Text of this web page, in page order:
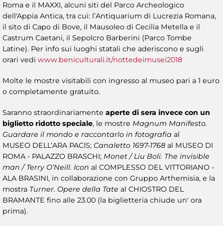
Roma e il MAXXI, alcuni siti del Parco Archeologico
dell'Appia Antica, tra cui: l’Antiquarium di Lucrezia Romana,
il sito di Capo di Bove, il Mausoleo di Cecilia Metella e il
Castrum Caetani, il Sepolcro Barberini (Parco Tombe
Latine). Per info sui luoghi statali che aderiscono e sugli
orari vedi www.beniculturali.it/nottedeimusei2018
Molte le mostre visitabili con ingresso al museo pari a 1 euro
o completamente gratuito.
Saranno straordinariamente aperte di sera invece con un
biglietto ridotto speciale, le mostre Magnum Manifesto.
Guardare il mondo e raccontarlo in fotografia al
MUSEO DELL’ARA PACIS; Canaletto 1697-1768 al MUSEO DI
ROMA - PALAZZO BRASCHI; Monet / Liu Boli. The invisible
man / Terry O’Neill. Icon al COMPLESSO DEL VITTORIANO -
ALA BRASINI, in collaborazione con Gruppo Arthemisia, e la
mostra Turner. Opere della Tate al CHIOSTRO DEL
BRAMANTE fino alle 23.00 (la biglietteria chiude un' ora
prima).